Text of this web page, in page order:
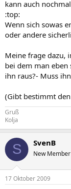
kann auch
:top:
Wenn sich sowas
oder andere
Meine frage dazu,
bei dem man
ihn raus?- Muss
(Gibt bestimmt
Gruß
Kolja
S SvenB
New Member
17 Oktober 2009